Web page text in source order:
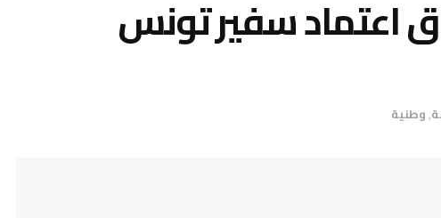
اعتماد سفير تونس
,وطنية